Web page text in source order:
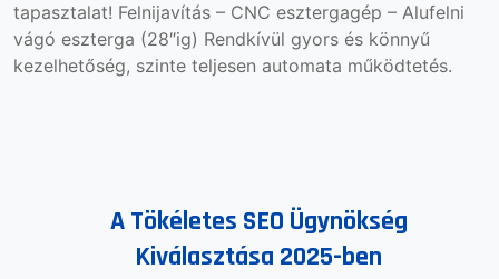
tapasztalat! Felnijavítás – CNC esztergagép – Alufelni
vágó eszterga (28″ig) Rendkívül gyors és könnyű
kezelhetőség, szinte teljesen automata működtetés.
A Tökéletes SEO Ügynökség
Kiválasztása 2025-ben